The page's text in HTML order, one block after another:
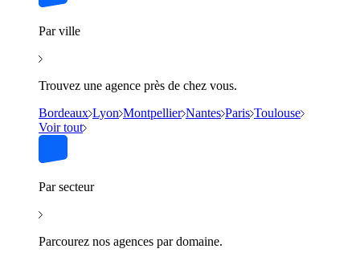
Par ville
Trouvez une agence près de chez vous.
Bordeaux Lyon Montpellier Nantes Paris Toulouse
Voir tout
Par secteur
Parcourez nos agences par domaine.